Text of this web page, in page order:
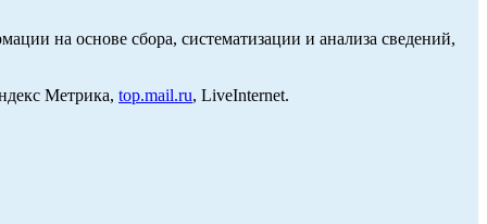
на основе сбора, систематизации и анализа сведений,
Метрика, top.mail.ru, LiveInternet.